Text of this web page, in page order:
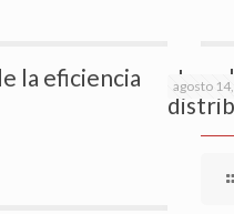
la eficiencia
agosto